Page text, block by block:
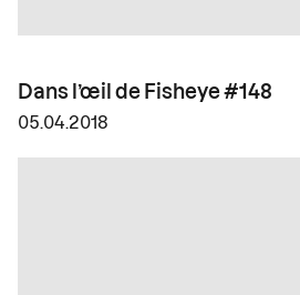
Dans l’œil de Fisheye #148
05.04.2018